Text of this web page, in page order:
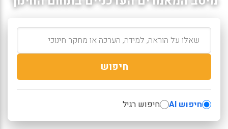
חיפוש
חיפוש AI חיפוש רגיל